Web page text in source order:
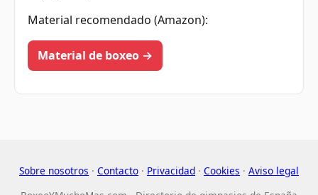
Material recomendado (Amazon):
Material de boxeo →
Sobre nosotros · Contacto · Privacidad · Cookies · Aviso legal